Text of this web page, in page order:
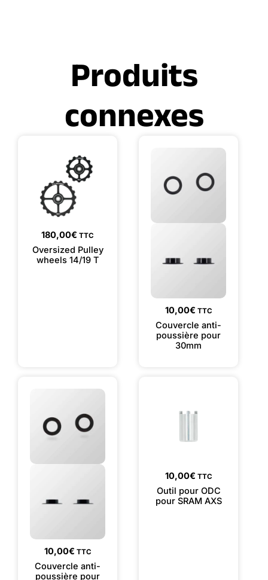
Produits
connexes
180,00€ TTC
Oversized Pulley
wheels 14/19 T
10,00€ TTC
Couvercle anti-
poussière pour
30mm
10,00€ TTC
Couvercle anti-
poussière pour
10,00€ TTC
Outil pour ODC
pour SRAM AXS